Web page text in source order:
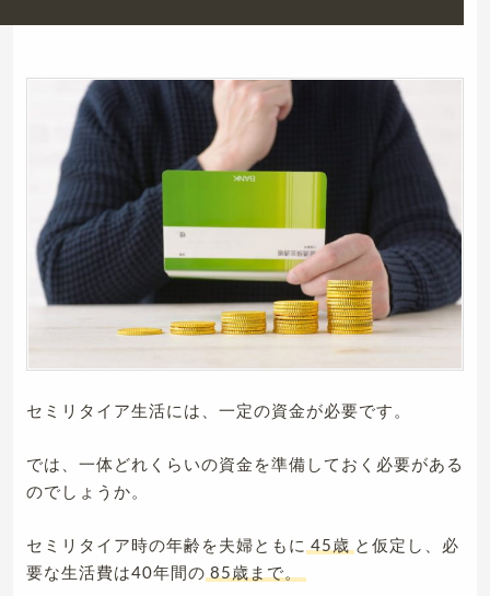
セミリタイア生活には、一定の資金が必要です。
では、一体どれくらいの資金を準備しておく必要がある
のでしょうか。
セミリタイア時の年齢を夫婦ともに 45歳 と仮定し、必
要な生活費は40年間の 85歳まで。